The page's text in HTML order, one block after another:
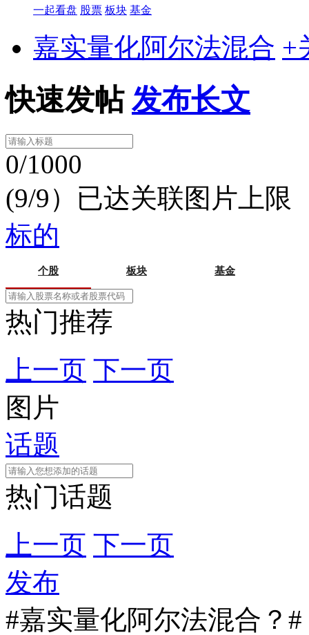
一起看盘 股票 板块 基金
嘉实量化阿尔法混合 +
快速发帖 发布长文
0/1000
(9/9）已达关联图片上限
标的
个股 板块 基金
热门推荐
上一页 下一页
图片
话题
热门话题
上一页 下一页
发布
#嘉实量化阿尔法混合？#